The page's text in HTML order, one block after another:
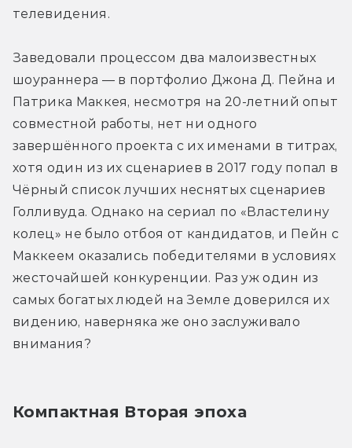
телевидения.
Заведовали процессом два малоизвестных
шоураннера — в портфолио Джона Д. Пейна и
Патрика Маккея, несмотря на 20-летний опыт
совместной работы, нет ни одного
завершённого проекта с их именами в титрах,
хотя один из их сценариев в 2017 году попал в
Чёрный список лучших неснятых сценариев
Голливуда. Однако на сериал по «Властелину
колец» не было отбоя от кандидатов, и Пейн с
Маккеем оказались победителями в условиях
жесточайшей конкуренции. Раз уж один из
самых богатых людей на Земле доверился их
видению, наверняка же оно заслуживало
внимания?
Компактная Вторая эпоха